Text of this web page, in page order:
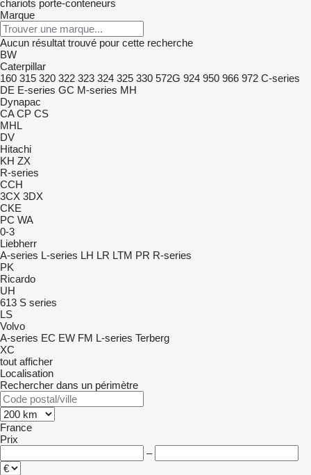
chariots porte-conteneurs
Marque
Aucun résultat trouvé pour cette recherche
BW
Caterpillar
160 315 320 322 323 324 325 330 572G 924 950 966 972 C-series
DE E-series GC M-series MH
Dynapac
CA CP CS
MHL
DV
Hitachi
KH ZX
R-series
CCH
3CX 3DX
CKE
PC WA
0-3
Liebherr
A-series L-series LH LR LTM PR R-series
PK
Ricardo
UH
613 S series
LS
Volvo
A-series EC EW FM L-series Terberg
XC
tout afficher
Localisation
Rechercher dans un périmètre
France
Prix
–